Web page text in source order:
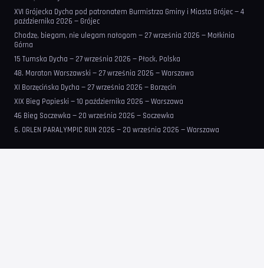
XVI Grójecka Dycha pod patronatem Burmistrza Gminy i Miasta Grójec — 4
października 2026 — Grójec
Chodzę, biegam, nie ulegam nałogom — 27 września 2026 — Małkinia
Górna
15 Tumska Dycha — 27 września 2026 — Płock, Polska
48. Maraton Warszawski — 27 września 2026 — Warszawa
XI Borzęcińska Dycha — 27 września 2026 — Borzęcin
XIX Bieg Papieski — 10 października 2026 — Warszawa
46 Bieg Soczewka — 20 września 2026 — Soczewka
6. ORLEN PARALYMPIC RUN 2026 — 20 września 2026 — Warszawa